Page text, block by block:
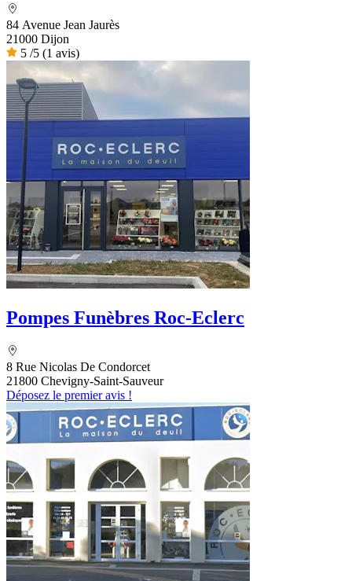
84 Avenue Jean Jaurès
21000 Dijon
5 /5 (1 avis)
Pompes Funèbres Roc-Eclerc
8 Rue Nicolas De Condorcet
21800 Chevigny-Saint-Sauveur
Déposez le premier avis !